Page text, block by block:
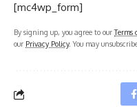
[mc4wp_form]
By signing up, you agree to ourTerms
our Privacy Policy. You may